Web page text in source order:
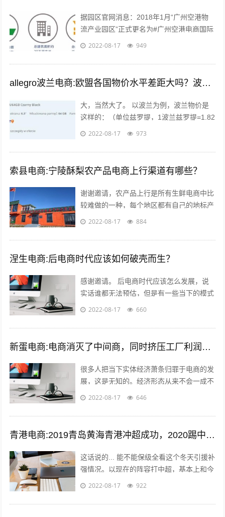
据园区官网消息：2018年1月“广州空港物
流产业园区”正式更名为#广州空港电商国际
产业园#。园区名称变更通知 位于广州空港
2022-08-17 949
allegro波兰电商:欧盟各国物价水平差距大吗？波兰的物价水平又如何呢？
大，当然大了。 以波兰为例，波兰物价是
这样的：（单位兹罗提，1波兰兹罗提=1.82
人民币），本物价是按照波兰平均物价计算
2022-08-17 973
索县电商:宁陵酥梨农产品电商上行渠道有哪些？
谢谢邀请，农产品上行是所有生鲜电商中比
较难做的一种，每个地区都有自己的地标产
品，根据产品的特点，进行品牌建设，营
和...
2022-08-17 884
涅生电商:后电商时代应该如何破壳而生？
感谢邀请。 后电商时代应该怎么发展，说
实话谁都无法预估，但是有一些当下的模式
可以借鉴，毕竟未来新的发展核心思维是没
2022-08-17 660
新蛋电商:电商消灭了中间商，同时挤压工厂利润，廉价的商品带来的是大量的失业和低收入人口，怎么办？
很多人把当下实体经济萧条归罪于电商的发
展，这是无知的。经济形态从来不会一成不
变，从男耕女织到蒸汽机，人类经历了上千
2022-08-17 646
青港电商:2019青岛黄海青港冲超成功，2020踢中超青岛会保级吗？
这话说的... 能不能保级全看这个冬天引援补
强情况。以现在的阵容打中超，基本上和今
年人和一个下场。 现在问题是，队内有经
2022-08-17 922